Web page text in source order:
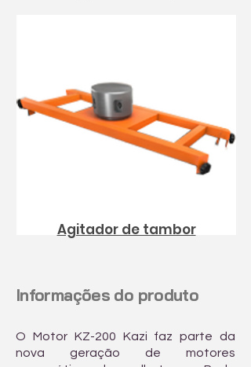
Agitador de tambor
Informações do produto
O Motor KZ-200 Kazi faz parte da
nova geração de motores